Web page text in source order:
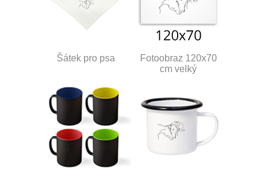
Šátek pro psa
Fotoobraz 120x70
cm velký